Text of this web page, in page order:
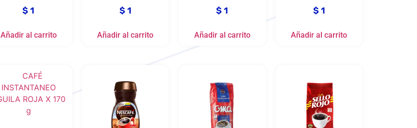
$1
Añadir al carrito
$1
Añadir al carrito
$1
Añadir al carrito
$1
Añadir al carrito